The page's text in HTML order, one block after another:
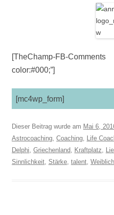
[TheChamp-FB-
color:#000;”]
[mc4wp_form]
Dieser Beitrag wurde am Mai 6,
Astrocoaching, Coaching, Life
Delphi, Griechenland, Kraftplatz,
Sinnlichkeit, Stärke, talent,